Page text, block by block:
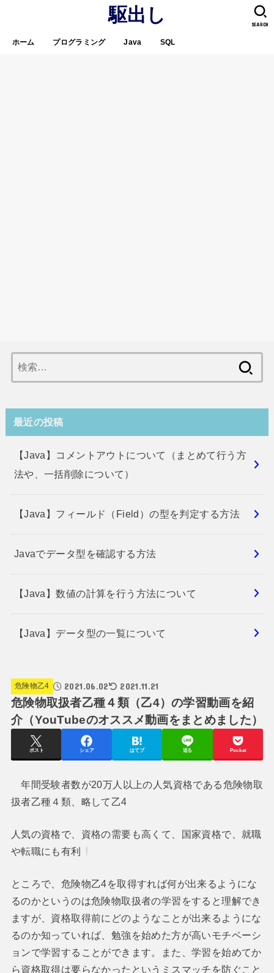
駆出し
ホーム プログラミング Java SQL
SEARCH
索:
最近の投稿
【Java】コメントアウトについて（まとめて行う方
法や、一括削除について）
【Java】フィールド（Field）の型を判定する方法
Javaでデータ型を確認する方法
【Java】数値の計算を行う方法について
【Java】データ型の一覧について
危険物乙4 2021.06.02 2021.11.21
危険物取扱者乙種４類（乙4）の学習動画を紹
介（YouTubeのオススメ動画をまとめました）
ポスト シェア はてブ 送る Pocket
年間受験者数が20万人以上の人気資格である危険物取
扱者乙種４類、略して乙4
人気の資格で、資格の需要も高くて、国家資格で、就職
や転職にも有利
ところで、危険物乙4を取得すれば何が出来るようにな
るのかというのは危険物取扱者の学習をすると理解でき
ますが、資格取得前にどのようなことが出来るようにな
るのか知っていれば、勉強を始めた方が高いモチベーシ
ョンで学習することができます。また、学習を始めてか
ら資格取得は要らなかったというミスマッチを防ぐこと